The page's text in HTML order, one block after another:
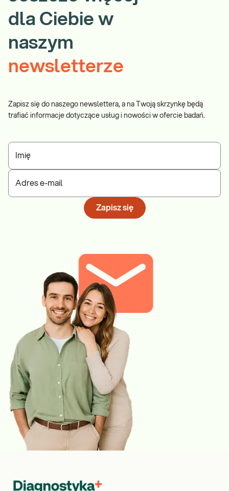
dla Ciebie w
naszym
newsletterze
Zapisz się do naszego newslettera, a na Twoją skrzynkę będą
trafiać informacje dotyczące usług i nowości w ofercie badań.
Imię
Adres e-mail
Zapisz się